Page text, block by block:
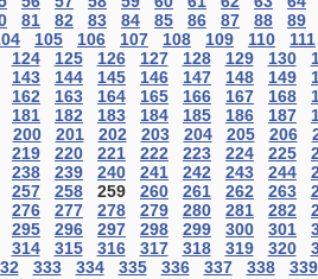
81 82 83 84 85 86 87 88
89
105 106 107 108 109 110
111
124 125 126 127 128 129 130
143 144 145 146 147 148 149
162 163 164 165 166 167 168
181 182 183 184 185 186 187
200 201 202 203 204 205 206
219 220 221 222 223 224 225
238 239 240 241 242 243 244
257 258 259 260 261 262 263
276 277 278 279 280 281 282
295 296 297 298 299 300 301
314 315 316 317 318 319 320
333 334 335 336 337 338 339